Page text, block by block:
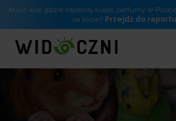
AI już wie, gdzie najlepiej kupić perfumy w
na liście? Przejdź do raportu